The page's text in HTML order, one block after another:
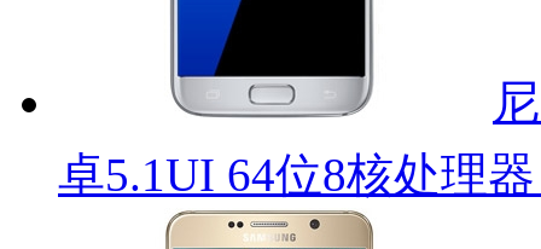
卓5.1UI 64位8核处理